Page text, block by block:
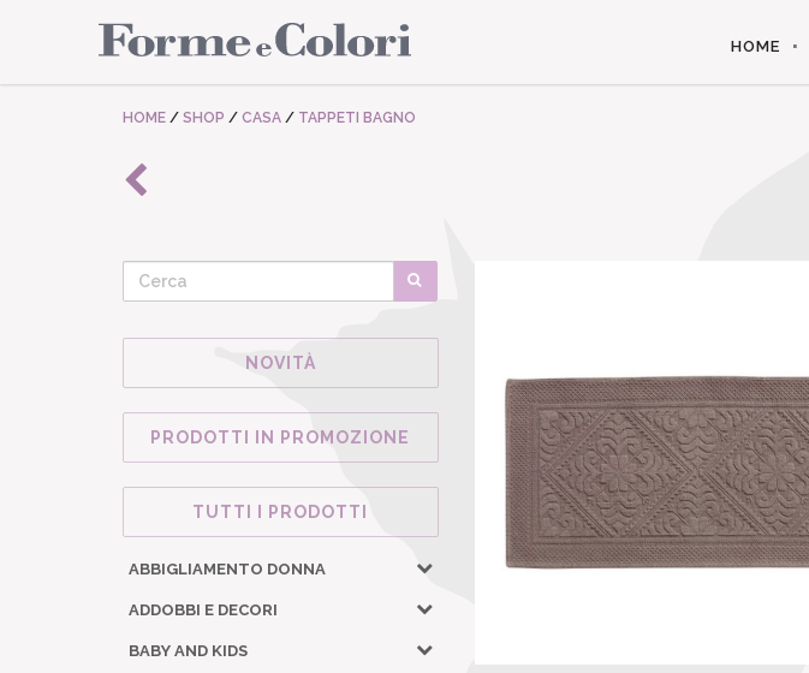
HOME
HOME / SHOP / CASA / TAPPETI BAGNO
NOVITÀ
PRODOTTI IN PROMOZIONE
TUTTI I PRODOTTI
ABBIGLIAMENTO DONNA
ADDOBBI E DECORI
BABY AND KIDS